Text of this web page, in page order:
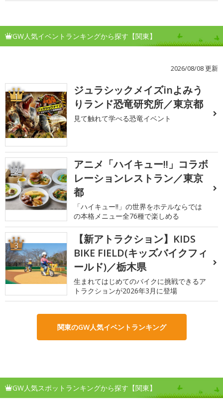
GW人気イベントランキングから探す【関東】
2026/08/08 更新
1
ジュラシックメイズinよみう
りランド恐竜研究所／東京都
見て触れて学べる恐竜イベント
2
アニメ「ハイキュー!!」コラボ
レーションレストラン／東京
都
「ハイキュー!!」の世界をホテルならでは
の本格メニュー全76種で楽しめる
3
【新アトラクション】KIDS
BIKE FIELD(キッズバイクフィ
ールド)／栃木県
生まれてはじめてのバイクに挑戦できるア
トラクションが2026年3月に登場
関東のGW人気イベントランキング
GW人気スポットランキングから探す【関東】